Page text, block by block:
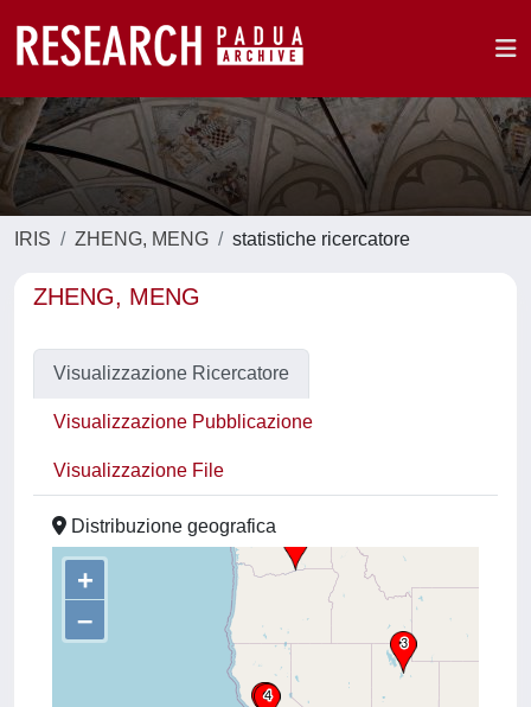
IRIS ZHENG, MENG statistiche ricercatore
ZHENG, MENG
Visualizzazione Ricercatore
Visualizzazione Pubblicazione
Visualizzazione File
Distribuzione geografica
+
–